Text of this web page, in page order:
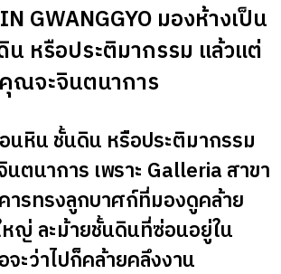
GWANGGYO มองห้างเป็น
หรือประติมากรรม แล้วแต่
คุณจะจินตนาการ
นหิน ชั้นดิน หรือประติมากรรม
ตนาการ เพราะ Galleria สาขา
ารทรงลูกบาศก์ที่มองดูคล้าย
ญ่ ละม้ายชั้นดินที่ซ่อนอยู่ใน
จะว่าไปก็คล้ายคลึงงาน